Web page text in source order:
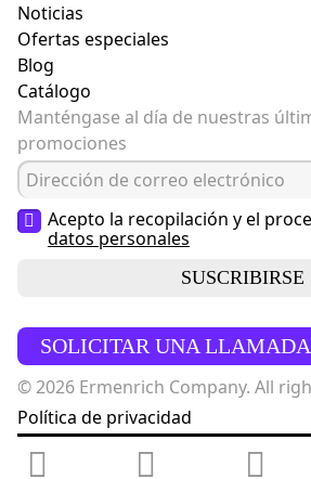
Noticias
Ofertas especiales
Blog
Catálogo
Manténgase al día de nuestras
promociones
Acepto la recopilación y el
datos personales
SUSCRIBIRSE
SOLICITAR UNA
© 2026 Ermenrich Company. All
Política de privacidad